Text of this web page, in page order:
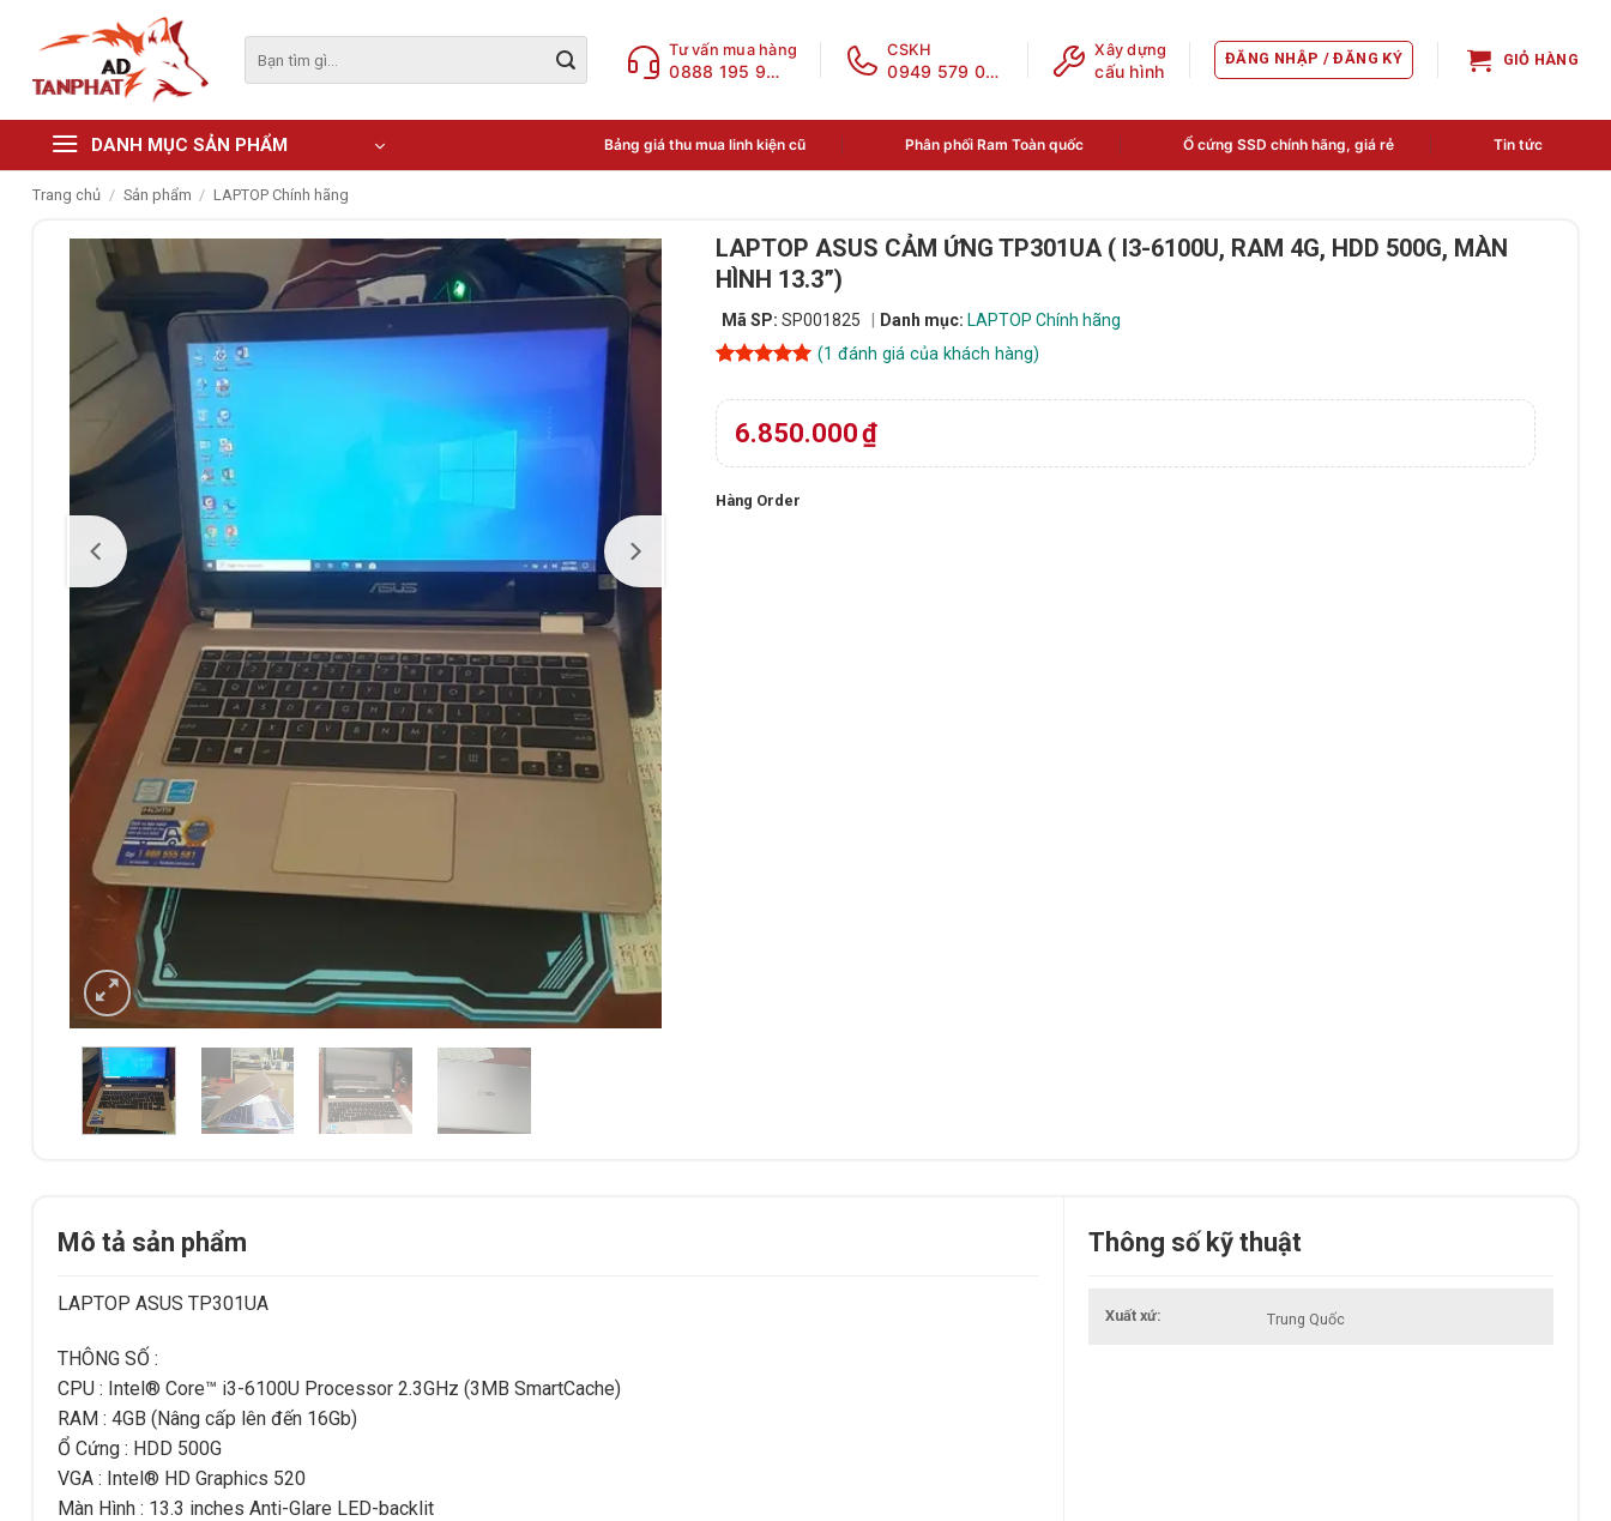
content
kiếm:
Tư vấn mua hàng
0888 195 969
CSKH
0949 579 078
Xây dựng
cấu hình
ĐĂNG NHẬP / ĐĂNG KÝ GIỎ HÀNG
DANH MỤC SẢN PHẨM Bảng giá thu mua linh kiện cũ Phân phối Ram Toàn quốc Ổ cứng SSD chính hãng, giá rẻ Tin tức
Trang chủ / Sản phẩm / LAPTOP Chính hãng
LAPTOP ASUS CẢM ỨNG TP301UA ( I3-6100U, RAM 4G, HDD 500G, MÀN
HÌNH 13.3”)
Mã SP: SP001825 Danh mục: LAPTOP Chính hãng
dựa trên
đánh giá
(1 đánh giá của khách hàng)
6.850.000₫
Hàng Order
Mô tả sản phẩm
LAPTOP ASUS TP301UA
THÔNG SỐ :
CPU : Intel® Core™ i3-6100U Processor 2.3GHz (3MB SmartCache)
RAM : 4GB (Nâng cấp lên đến 16Gb)
Ổ Cứng : HDD 500G
VGA : Intel® HD Graphics 520
Màn Hình : 13.3 inches Anti-Glare LED-backlit
Thông số kỹ thuật
Xuất xứ Trung Quốc